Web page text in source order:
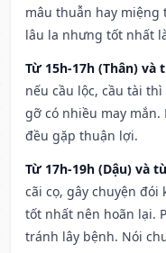
mâu thuẫn hay miệng
lâu la nhưng tốt nhất
Từ 15h-17h (Thân) và
nếu cầu lộc, cầu tài
gỡ có nhiều may
đều gặp thuận lợi.
Từ 17h-19h (Dậu) và
cãi cọ, gây chuyện
tốt nhất nên hoãn lại.
tránh lây bệnh. Nói